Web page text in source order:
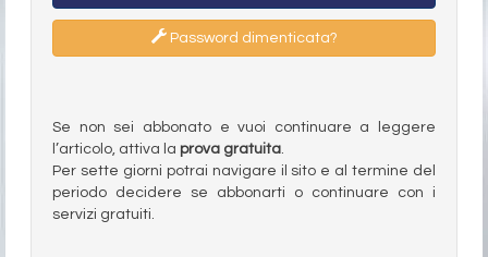
Password dimenticata?
Se non sei abbonato e vuoi continuare a leggere
l’articolo, attiva la prova gratuita.
Per sette giorni potrai navigare il sito e al termine del
periodo decidere se abbonarti o continuare con i
servizi gratuiti.